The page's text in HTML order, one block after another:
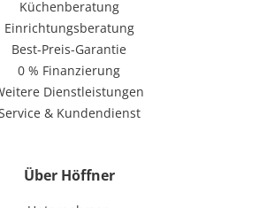
Küchenberatung
Einrichtungsberatung
Best-Preis-Garantie
0 % Finanzierung
Dienstleistungen
& Kundendienst
Über Höffner